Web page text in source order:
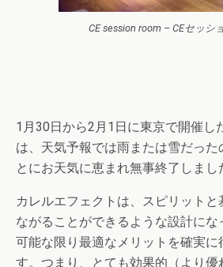
CE session room – CEセッシ
1月30日から2月1日に東京で開催し
は、天気予報では雨または雪だった
とにお天気に恵まれ無事終了しまし
カレルエフェクトは、スピリット
ながることができるような設計に
可能な限り最適なメリットを確実に
す。つまり、とても効果的（より優